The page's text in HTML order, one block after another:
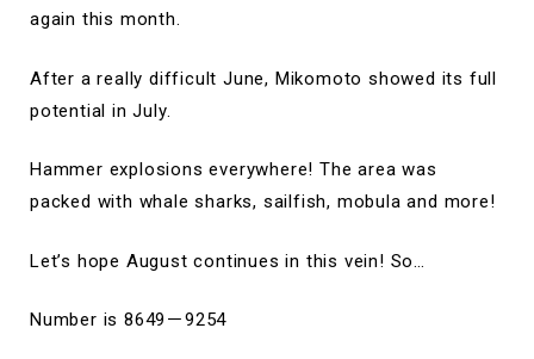
again this month.
After a really difficult June, Mikomoto showed its full
potential in July.
Hammer explosions everywhere! The area was
packed with whale sharks, sailfish, mobula and more!
Let’s hope August continues in this vein! So…
Number is 8649－9254